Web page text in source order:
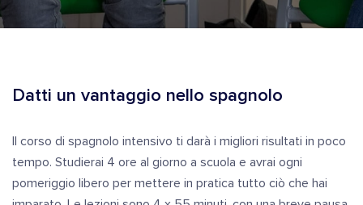
Datti un vantaggio nello spagnolo
Il corso di spagnolo intensivo ti darà i migliori risultati in poco
tempo. Studierai 4 ore al giorno a scuola e avrai ogni
pomeriggio libero per mettere in pratica tutto ciò che hai